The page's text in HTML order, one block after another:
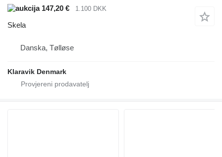
147,20 €
1.100 DKK
Skela
Danska, Tølløse
Klaravik Denmark